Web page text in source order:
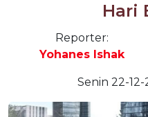
Hari
Reporter:
Yohanes Ishak
Senin 22-